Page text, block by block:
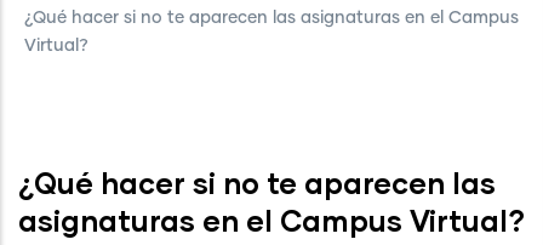
¿Qué hacer si no te aparecen las asignaturas en el Campus
Virtual?
¿Qué hacer si no te aparecen las
asignaturas en el Campus Virtual?